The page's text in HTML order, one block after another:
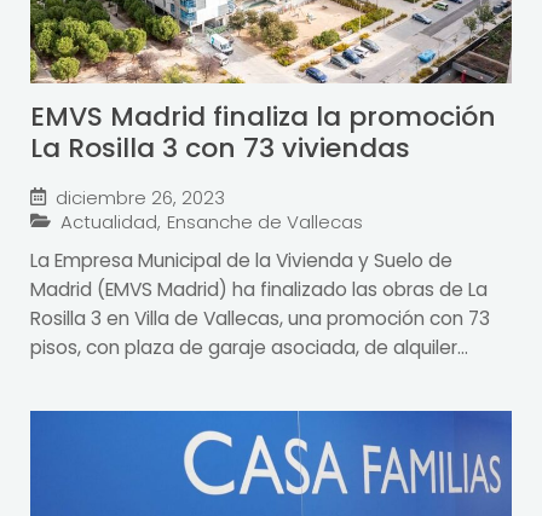
EMVS Madrid finaliza la promoción
La Rosilla 3 con 73 viviendas
diciembre 26, 2023
Actualidad, Ensanche de Vallecas
La Empresa Municipal de la Vivienda y Suelo de
Madrid (EMVS Madrid) ha finalizado las obras de La
Rosilla 3 en Villa de Vallecas, una promoción con 73
pisos, con plaza de garaje asociada, de alquiler...